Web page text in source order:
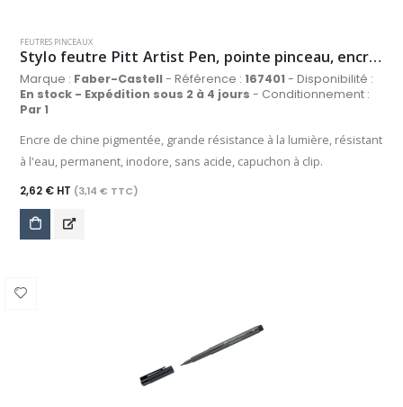
FEUTRES PINCEAUX
Stylo feutre Pitt Artist Pen, pointe pinceau, encre blanche 101
Marque : Faber-Castell- Référence : 167401- Disponibilité :
En stock - Expédition sous 2 à 4 jours - Conditionnement :
Par 1
Encre de chine pigmentée, grande résistance à la lumière, résistant
à l'eau, permanent, inodore, sans acide, capuchon à clip.
2,62 € HT (3,14 € TTC)